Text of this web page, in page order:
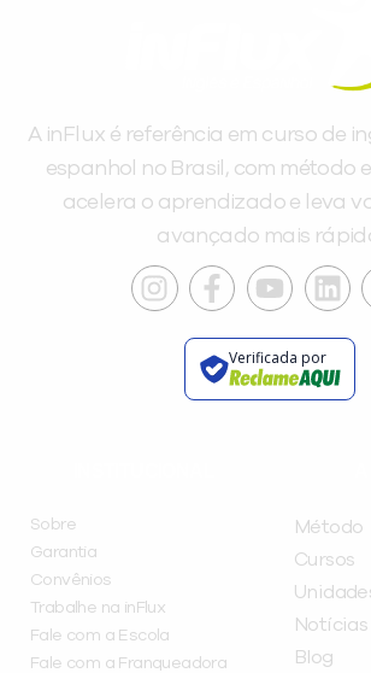
A inFlux é referência em curso de
espanhol no Brasil, com método
acelera o aprendizado e leva
avançado mais
Verificada por
Sobre
Garantia
Convênios
Trabalhe na inFlux
Fale com a Escola
Fale com a Franqueadora
Método
Cursos
Notícias
Blog